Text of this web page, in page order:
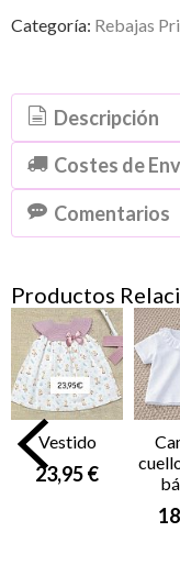
Categoría: Rebajas
Descripción
Costes de
Comentarios
Productos
Vestido
23,95 €